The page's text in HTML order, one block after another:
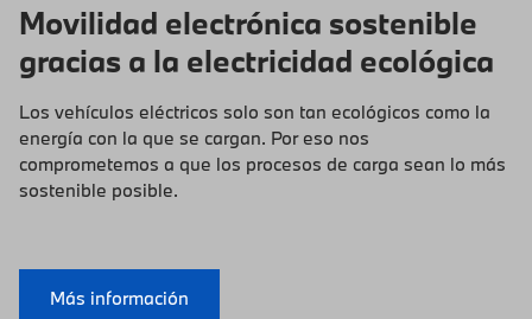
Movilidad electrónica sostenible
gracias a la electricidad ecológica
Los vehículos eléctricos solo son tan ecológicos como la
energía con la que se cargan. Por eso nos
comprometemos a que los procesos de carga sean lo más
sostenible posible.
Más información